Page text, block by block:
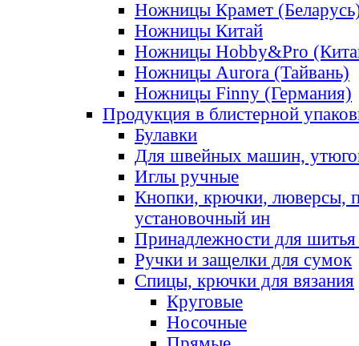
Ножницы Крамет
Ножницы Китай
Ножницы Hobby&Pro
Ножницы Aurora (Тайвань)
Ножницы Finny (Германия)
Продукция в блистерной
Булавки
Для швейных машин,
Иглы ручные
Кнопки, крючки, люверсы,
установочный ин
Принадлежности для шитья
Ручки и защелки для сумок
Спицы, крючки для вязания
Круговые
Носочные